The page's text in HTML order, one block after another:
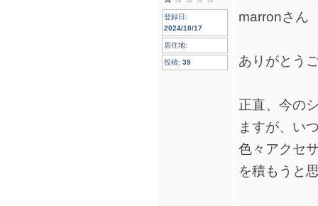
登録日:
2024/10/17
居住地:
投稿: 39
marronさん
ありがとう
正直、今の
ますが、い
色々アクセ
を積もうと